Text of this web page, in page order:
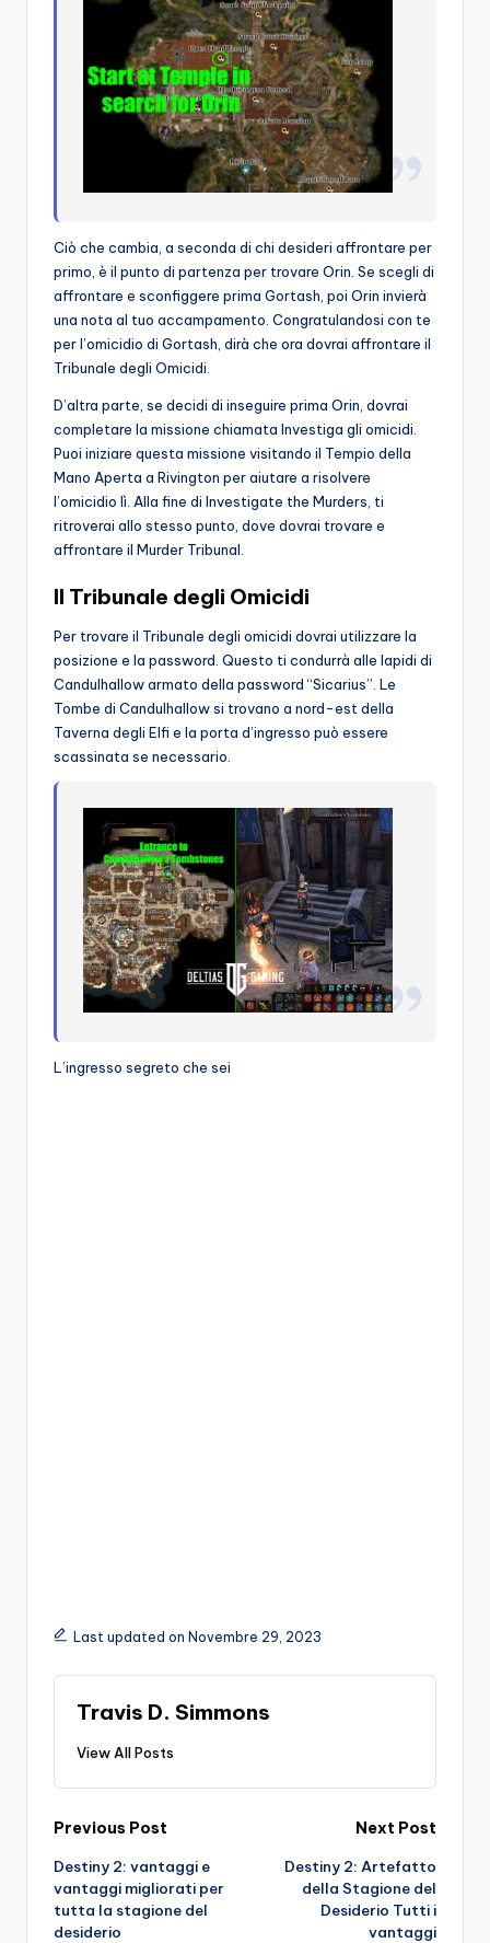
Ciò che cambia, a seconda di chi desideri affrontare per
primo, è il punto di partenza per trovare Orin. Se scegli di
affrontare e sconfiggere prima Gortash, poi Orin invierà
una nota al tuo accampamento. Congratulandosi con te
per l’omicidio di Gortash, dirà che ora dovrai affrontare il
Tribunale degli Omicidi.
D’altra parte, se decidi di inseguire prima Orin, dovrai
completare la missione chiamata Investiga gli omicidi.
Puoi iniziare questa missione visitando il Tempio della
Mano Aperta a Rivington per aiutare a risolvere
l’omicidio lì. Alla fine di Investigate the Murders, ti
ritroverai allo stesso punto, dove dovrai trovare e
affrontare il Murder Tribunal.
Il Tribunale degli Omicidi
Per trovare il Tribunale degli omicidi dovrai utilizzare la
posizione e la password. Questo ti condurrà alle lapidi di
Candulhallow armato della password “Sicarius”. Le
Tombe di Candulhallow si trovano a nord-est della
Taverna degli Elfi e la porta d’ingresso può essere
scassinata se necessario.
L’ingresso segreto che sei
Last updated on Novembre 29, 2023
Travis D. Simmons
View All Posts
Post
navigation
Previous Post
Destiny 2: vantaggi e
vantaggi migliorati per
tutta la stagione del
desiderio
Next Post
Destiny 2: Artefatto
della Stagione del
Desiderio Tutti i
vantaggi